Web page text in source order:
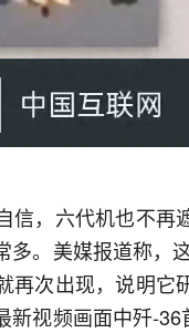
信，六代机也不再
多。美媒报道称，
再次出现，说明它
新视频画面中歼-